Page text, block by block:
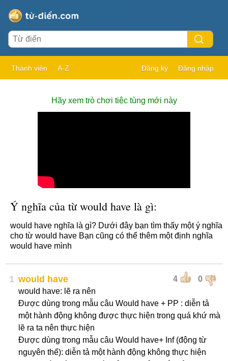
Thành viên A-Z Đăng ký Đăng nhập
Hãy xem trò chơi tiệc tùng mới này
Ý nghĩa của từ would have là gì:
would have nghĩa là gì? Dưới đây bạn tìm thấy một ý nghĩa
cho từ would have Bạn cũng có thể thêm một định nghĩa
would have mình
1 4 0
would have
would have: lẽ ra nên
Được dùng trong mẫu câu Would have + PP : diễn tả
một hành động không được thực hiện trong quá khứ mà
lẽ ra ta nên thực hiện
Được dùng trong mẫu câu Would have+ Inf (động từ
nguyên thể): diễn tả một hành động không thực hiện